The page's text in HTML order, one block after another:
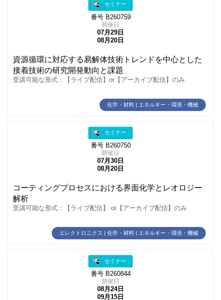
セミナー
番号 B260759
開催日
07月29日
08月20日
資源循環に対応する易解体技術トレンドを中心とした
接着技術の研究開発動向と課題
受講可能な形式：【ライブ配信】or【アーカイブ配信】のみ
化学・材料 | エネルギー・環境・機械
セミナー
番号 B260750
開催日
07月30日
08月20日
コーティングプロセスにおける界面化学とレオロジー
解析
受講可能な形式：【ライブ配信】 or【アーカイブ配信】のみ
エレクトロニクス | 化学・材料 | エネルギー・環境・機械
セミナー
番号 B260844
開催日
08月24日
09月15日